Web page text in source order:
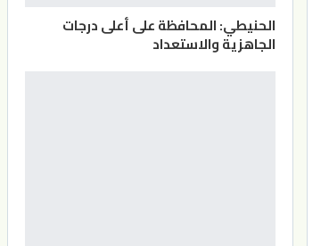
الحنيطي: المحافظة على أعلى درجات
الجاهزية والاستعداد